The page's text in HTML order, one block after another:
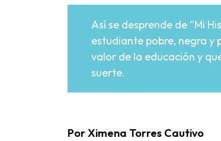
Así se desprende de “Mi
estudiante pobre, negra y
valor de la educación y
suerte.
Por Ximena Torres Cautivo